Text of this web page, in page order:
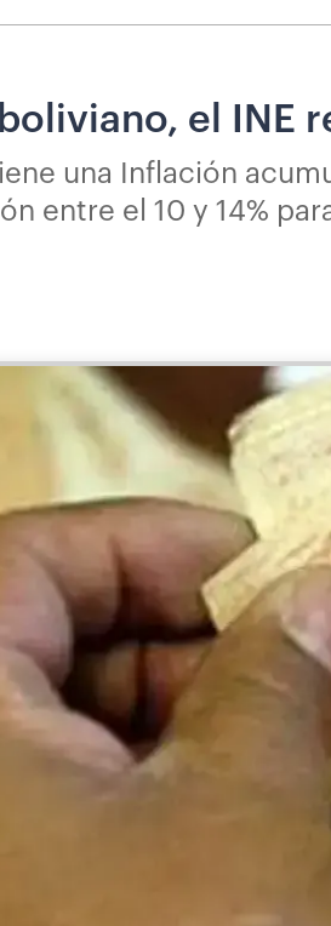
el
una Inflación
entre el 10 y 14%